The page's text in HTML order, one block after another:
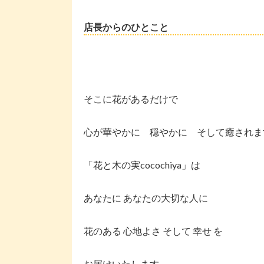
店長からのひとこと
そこに花があるだけで
心が華やかに 穏やかに そして癒されま
「花と木の実cocochiya」は
あなたに あなたの大切な人に
花のある 心地よさ そして 幸せ を